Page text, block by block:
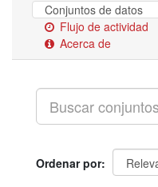
Conjuntos de datos
Flujo de actividad
Acerca de
Ordenar por